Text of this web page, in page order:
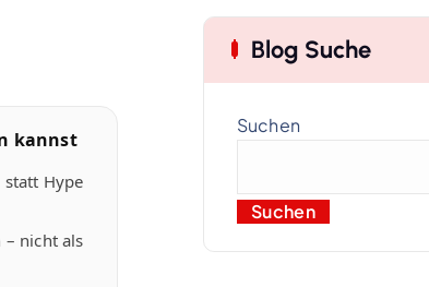
kannst
statt Hype
– nicht als
Blog Suche
Suchen
Suchen